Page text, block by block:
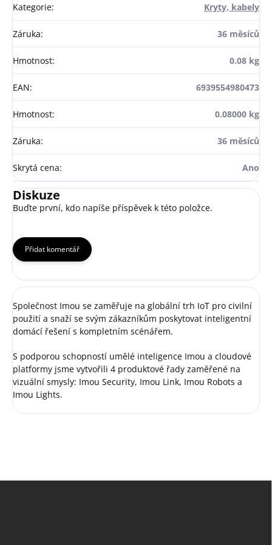
Kategorie: Kryty, kabely
Záruka: 36 měsíců
Hmotnost: 0.08 kg
EAN: 6939554980473
Hmotnost: 0.08000 kg
Záruka: 36 měsíců
Skrytá cena: Ano
Diskuze
Buďte první, kdo napíše příspěvek k této položce.
Přidat komentář
Společnost Imou se zaměřuje na globální trh IoT pro civilní
použití a snaží se svým zákazníkům poskytovat inteligentní
domácí řešení s kompletním scénářem.
S podporou schopností umělé inteligence Imou a cloudové
platformy jsme vytvořili 4 produktové řady zaměřené na
vizuální smysly: Imou Security, Imou Link, Imou Robots a
Imou Lights.
Z